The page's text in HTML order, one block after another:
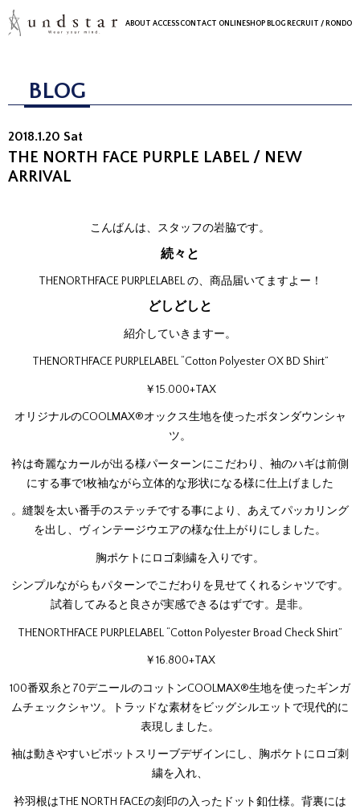
ABOUT ACCESSCONTACT ONLINESHOP BLOG RECRUIT / RONDO
BLOG
2018.1.20 Sat
THE NORTH FACE PURPLE LABEL / NEW
ARRIVAL
こんばんは、スタッフの岩脇です。
続々と
THENORTHFACE PURPLELABEL の、商品届いてますよー！
どしどしと
紹介していきますー。
THENORTHFACE PURPLELABEL “Cotton Polyester OX BD Shirt”
￥15.000+TAX
オリジナルのCOOLMAX®オックス生地を使ったボタンダウンシャ
ツ。
衿は奇麗なカールが出る様パーターンにこだわり、袖のハギは前側
にする事で1枚袖ながら立体的な形状になる様に仕上げました
。縫製を太い番手のステッチでする事により、あえてパッカリング
を出し、ヴィンテージウエアの様な仕上がりにしました。
胸ポケトにロゴ刺繍を入りです。
シンプルながらもパターンでこだわりを見せてくれるシャツです。
試着してみると良さが実感できるはずです。是非。
THENORTHFACE PURPLELABEL “Cotton Polyester Broad Check Shirt”
￥16.800+TAX
100番双糸と70デニールのコットンCOOLMAX®生地を使ったギンガ
ムチェックシャツ。トラッドな素材をビッグシルエットで現代的に
表現しました。
袖は動きやすいピポットスリーブデザインにし、胸ポケトにロゴ刺
繍を入れ、
衿羽根はTHE NORTH FACEの刻印の入ったドット釦仕様。背裏には